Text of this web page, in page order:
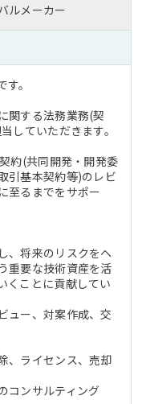
ルメーカー
。
関する法務業務(契
していただきます。
約(共同開発・開発委
引基本契約等)のレビ
至るまでをサポー
、将来のリスクをヘ
重要な技術資産を活
くことに貢献してい
、対案作成、交
、ライセンス、売却
コンサルティング